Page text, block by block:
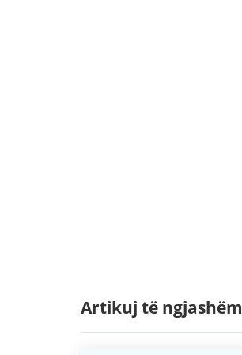
Artikuj të ngjashëm